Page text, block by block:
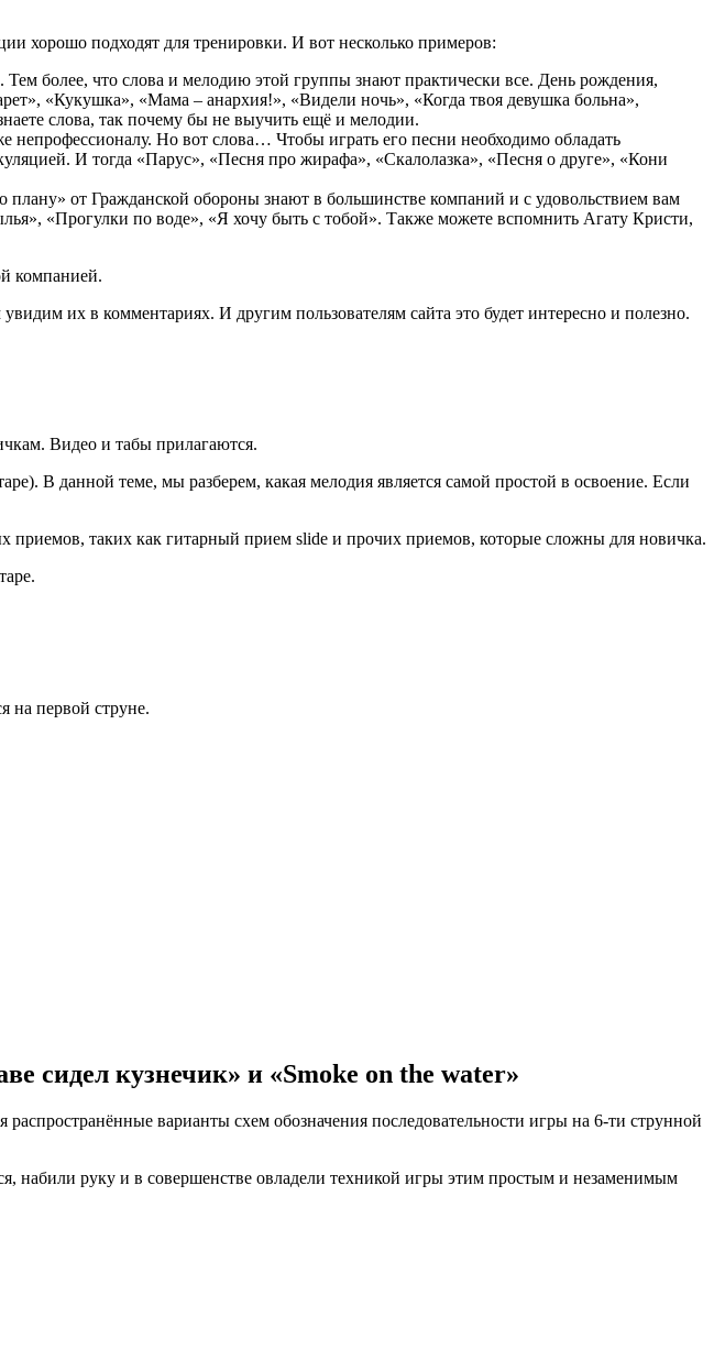
хорошо подходят для тренировки. И вот несколько примеров:
более, что слова и мелодию этой группы знают практически все. День рождения,
«Кукушка», «Мама – анархия!», «Видели ночь», «Когда твоя девушка больна»,
слова, так почему бы не выучить ещё и мелодии.
Но вот слова… Чтобы играть его песни необходимо обладать
И тогда «Парус», «Песня про жирафа», «Скалолазка», «Песня о друге», «Кони
от Гражданской обороны знают в большинстве компаний и с удовольствием вам
«Прогулки по воде», «Я хочу быть с тобой». Также можете вспомнить Агату Кристи,
компанией.
их в комментариях. И другим пользователям сайта это будет интересно и полезно.
Видео и табы прилагаются.
В данной теме, мы разберем, какая мелодия является самой простой в освоение. Если
таких как гитарный прием slide и прочих приемов, которые сложны для новичка.
на первой струне.
сидел кузнечик» и «Smoke on the water»
варианты схем обозначения последовательности игры на 6-ти струнной
набили руку и в совершенстве овладели техникой игры этим простым и незаменимым